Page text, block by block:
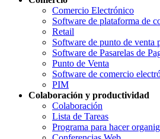
Comercio Electrónico
Software de plataforma de
Retail
Software de punto de venta
Software de Pasarelas de
Punto de Venta
Software de comercio
PIM
Colaboración y productividad
Colaboración
Lista de Tareas
Programa para hacer